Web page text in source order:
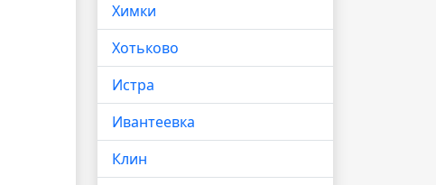
Химки
Хотьково
Истра
Ивантеевка
Клин